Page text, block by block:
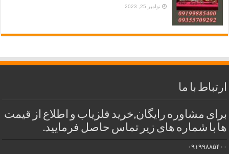
نوامبر 25, 2023
ارتباط با ما
برای مشاوره رایگان,خرید فلزیاب و اطلاع از قیمت
ها با شماره های زیر تماس حاصل فرمایید.
۰۹۱۹۹۸۸۵۴۰۰